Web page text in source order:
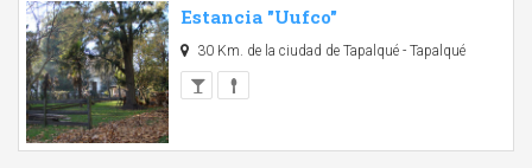
Estancia "Uufco"
30 Km. de la ciudad de Tapalqué - Tapalqué